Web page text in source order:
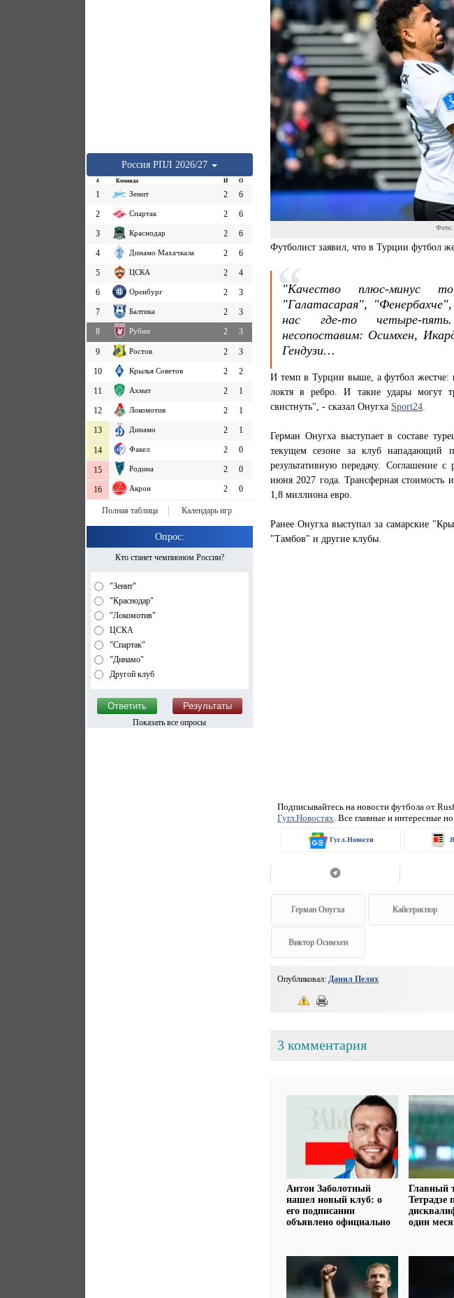
Россия РПЛ 2026/27
# Команда И О
1 Зенит 2
6
2
Спартак 2
6
3
Краснодар 2
6
4
Динамо Махачкала 2
6
5
ЦСКА 2
4
6
Оренбург 2
3
7
Балтика 2
3
8
Рубин 2 3
9 Ростов 2
3
10
Крылья Советов 2
2
11
Ахмат 2
1
12
Локомотив 2
1
13
Динамо 2 1
14 Факел 2 0
15 Родина 2 0
16 Акрон 2 0
Полная таблица Календарь игр
Опрос:
Кто станет чемпионом России?
"Зенит"
"Краснодар"
"Локомотив"
ЦСКА
"Спартак"
"Динамо"
Другой клуб
Показать все опросы
Фото:
Футболист заявил, что в Турции футбол
"Качество плюс-минус
"Галатасарая",
нас где-то четыре-
несопоставим: Осимхен,
Гендузи…
И темп в Турции выше, а футбол жестче:
локтя в ребро. И такие удары могут
свистнуть", - сказал Онугха Sport24.
Герман Онугха выступает в составе
текущем сезоне за клуб нападающий
результативную передачу. Соглашение
июня 2027 года. Трансферная стоимость
1,8 миллиона евро.
Ранее Онугха выступал за самарские
"Тамбов" и другие клубы.
Подписывайтесь на новости футбола от
Гугл.Новостях. Все главные и интересные
Гугл.Новости
Герман Онугха Кайсериспор
Виктор Осимхен
Опубликовал: Данил Пелих
3 комментария
Антон Заболотный
нашел новый клуб: о
его подписании
объявлено официально
Главный
Тетрадзе
один